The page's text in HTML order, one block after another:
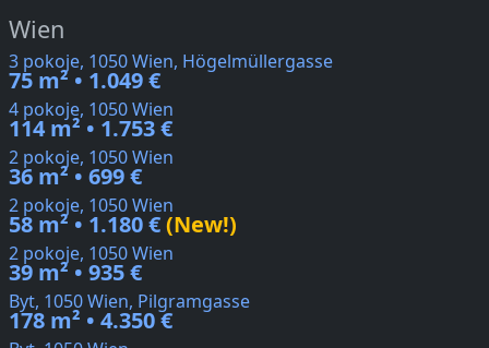
Wien
3 pokoje, 1050 Wien, Högelmüllergasse
75 m² • 1.049 €
4 pokoje, 1050 Wien
114 m² • 1.753 €
2 pokoje, 1050 Wien
36 m² • 699 €
2 pokoje, 1050 Wien
58 m² • 1.180 €(New!)
2 pokoje, 1050 Wien
39 m² • 935 €
Byt, 1050 Wien, Pilgramgasse
178 m² • 4.350 €